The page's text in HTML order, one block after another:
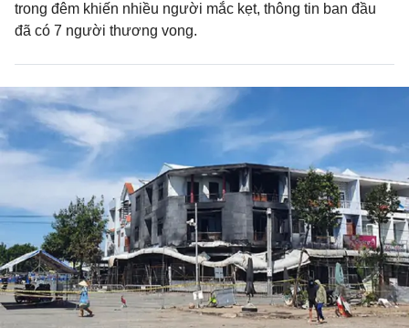
trong đêm khiến nhiều người mắc kẹt, thông tin ban đầu
đã có 7 người thương vong.